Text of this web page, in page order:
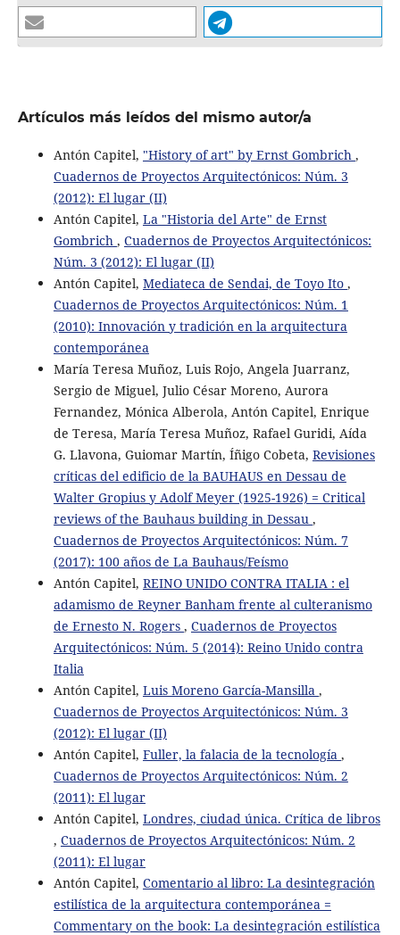
Artículos más leídos del mismo autor/a
Antón Capitel, "History of art" by Ernst Gombrich ,
Cuadernos de Proyectos Arquitectónicos: Núm. 3
(2012): El lugar (II)
Antón Capitel, La "Historia del Arte" de Ernst
Gombrich , Cuadernos de Proyectos Arquitectónicos:
Núm. 3 (2012): El lugar (II)
Antón Capitel, Mediateca de Sendai, de Toyo Ito ,
Cuadernos de Proyectos Arquitectónicos: Núm. 1
(2010): Innovación y tradición en la arquitectura
contemporánea
María Teresa Muñoz, Luis Rojo, Angela Juarranz,
Sergio de Miguel, Julio César Moreno, Aurora
Fernandez, Mónica Alberola, Antón Capitel, Enrique
de Teresa, María Teresa Muñoz, Rafael Guridi, Aída
G. Llavona, Guiomar Martín, Íñigo Cobeta, Revisiones
críticas del edificio de la BAUHAUS en Dessau de
Walter Gropius y Adolf Meyer (1925-1926) = Critical
reviews of the Bauhaus building in Dessau ,
Cuadernos de Proyectos Arquitectónicos: Núm. 7
(2017): 100 años de La Bauhaus/Feísmo
Antón Capitel, REINO UNIDO CONTRA ITALIA : el
adamismo de Reyner Banham frente al culteranismo
de Ernesto N. Rogers , Cuadernos de Proyectos
Arquitectónicos: Núm. 5 (2014): Reino Unido contra
Italia
Antón Capitel, Luis Moreno García-Mansilla ,
Cuadernos de Proyectos Arquitectónicos: Núm. 3
(2012): El lugar (II)
Antón Capitel, Fuller, la falacia de la tecnología ,
Cuadernos de Proyectos Arquitectónicos: Núm. 2
(2011): El lugar
Antón Capitel, Londres, ciudad única. Crítica de libros
, Cuadernos de Proyectos Arquitectónicos: Núm. 2
(2011): El lugar
Antón Capitel, Comentario al libro: La desintegración
estilística de la arquitectura contemporánea =
Commentary on the book: La desintegración estilística